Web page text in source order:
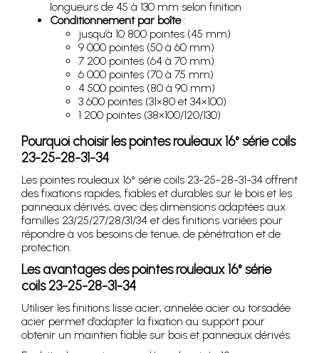
longueurs de 45 à 130 mm selon finition
Conditionnement par boîte:
jusqu’à 10 800 pointes (45 mm)
9 000 pointes (50 à 60 mm)
7 200 pointes (64 à 70 mm)
6 000 pointes (70 à 75 mm)
4 500 pointes (80 à 90 mm)
3 600 pointes (31×80 et 34×100)
1 200 pointes (38×100/120/130)
Pourquoi choisir les pointes rouleaux 16° série coils
23-25-28-31-34
Les pointes rouleaux 16° série coils 23-25-28-31-34 offrent
des fixations rapides, fiables et durables sur le bois et les
panneaux dérivés, avec des dimensions adaptées aux
familles 23/25/27/28/31/34 et des finitions variées pour
répondre à vos besoins de tenue, de pénétration et de
protection.
Les avantages des pointes rouleaux 16° série
coils 23-25-28-31-34
Utiliser les finitions lisse acier, annelée acier ou torsadée
acier permet d’adapter la fixation au support pour
obtenir un maintien fiable sur bois et panneaux dérivés.